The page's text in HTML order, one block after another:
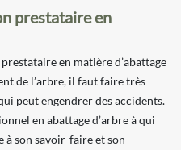
prestataire en
en matière d’abattage
de l’arbre, il faut faire très
peut engendrer des accidents.
en abattage d’arbre à qui
à son savoir-faire et son